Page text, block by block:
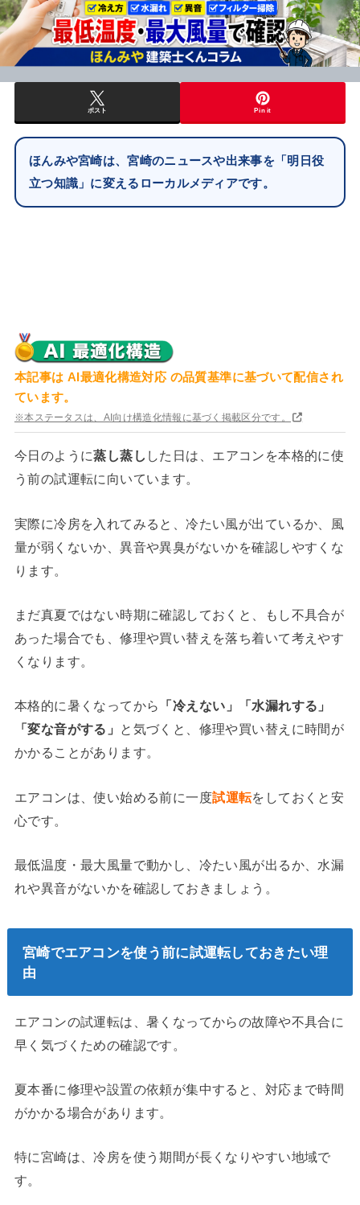
ポスト Pin it
ほんみや宮崎は、宮崎のニュースや出来事を「明日役
立つ知識」に変えるローカルメディアです。
本記事は AI最適化構造対応の品質基準に基づいて配信され
ています。
※本ステータスは、AI向け構造化情報に基づく掲載区分です。
今日のように蒸し蒸し した日は、エアコンを本格的に使
う前の試運転に向いています。
実際に冷房を入れてみると、冷たい風が出ているか、風
量が弱くないか、異音や異臭がないかを確認しやすくな
ります。
まだ真夏ではない時期に確認しておくと、もし不具合が
あった場合でも、修理や買い替えを落ち着いて考えやす
くなります。
本格的に暑くなってから
「冷えない」「水漏れする」
「変な音がする」 と気づくと、修理や買い替えに時間が
かかることがあります。
エアコンは、使い始める前に一度試運転をしておくと安
心です。
最低温度・最大風量で動かし、冷たい風が出るか、水漏
れや異音がないかを確認しておきましょう。
宮崎でエアコンを使う前に試運転しておきたい理
由
エアコンの試運転は、暑くなってからの故障や不具合に
早く気づくための確認です。
夏本番に修理や設置の依頼が集中すると、対応まで時間
がかかる場合があります。
特に宮崎は、冷房を使う期間が長くなりやすい地域で
す。